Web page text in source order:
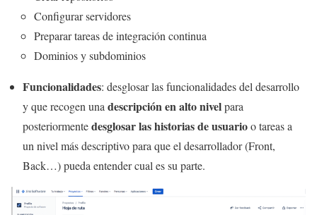
Configurar servidores
Preparar tareas de integración continua
Dominios y subdominios
Funcionalidades: desglosar las funcionalidades del desarrollo
y que recogen unadescripción en alto nivelpara
posteriormentedesglosar las historias de usuarioo tareas a
un nivel más descriptivo para que el desarrollador (Front,
Back…) pueda entender cual es su parte.